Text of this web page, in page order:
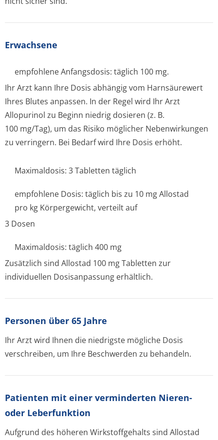
Erwachsene
empfohlene Anfangsdosis: täglich 100 mg.
Ihr Arzt kann Ihre Dosis abhängig vom Harnsäurewert
Ihres Blutes anpassen. In der Regel wird Ihr Arzt
Allopurinol zu Beginn niedrig dosieren (z. B.
100 mg/Tag), um das Risiko möglicher Nebenwirkungen
zu verringern. Bei Bedarf wird Ihre Dosis erhöht.
Maximaldosis: 3 Tabletten täglich
empfohlene Dosis: täglich bis zu 10 mg Allostad
pro kg Körpergewicht, verteilt auf
3 Dosen
Maximaldosis: täglich 400 mg
Zusätzlich sind Allostad 100 mg Tabletten zur
individuellen Dosisanpassung erhältlich.
Personen über 65 Jahre
Ihr Arzt wird Ihnen die niedrigste mögliche Dosis
verschreiben, um Ihre Beschwerden zu behandeln.
Patienten mit einer verminderten Nieren-
oder Leberfunktion
Aufgrund des höheren Wirkstoffgehalts sind Allostad